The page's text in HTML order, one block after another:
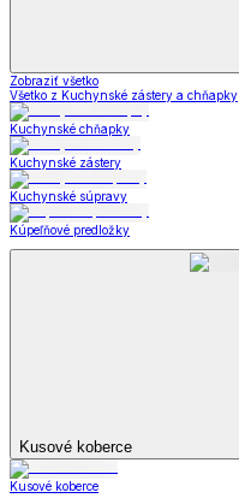
Zobraziť všetko
Všetko z Kuchynské zástery a chňapky
Kuchynské chňapky
Kuchynské zástery
Kuchynské súpravy
Kúpeľňové predložky
Kusové koberce
Kusové koberce